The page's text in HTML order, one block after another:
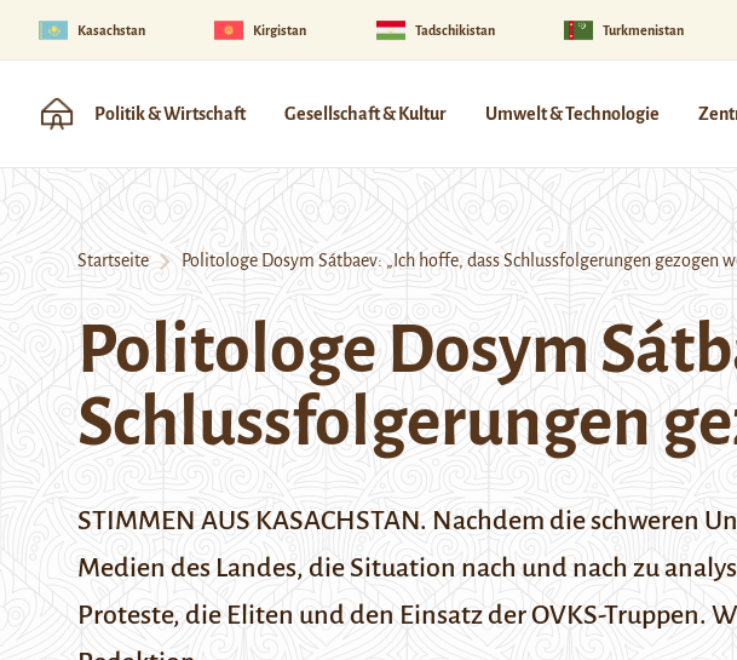
Kasachstan Kirgistan Tadschikistan Turkmenistan
Politik & Wirtschaft Gesellschaft & Kultur Umwelt & Technologie
Startseite Politologe Dosym Sátbaev: „Ich hoffe, dass Schlussfolgerungen gezogen
Politologe Dosym
Schlussfolgerungen
STIMMEN AUS KASACHSTAN. Nachdem die schweren
Medien des Landes, die Situation nach und nach zu
Proteste, die Eliten und den Einsatz der OVKS-